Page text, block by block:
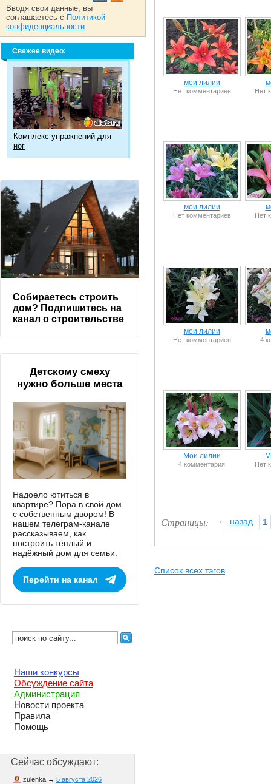
мои лилии
Нет комментариев Нет
мои лилии
Нет комментариев Нет
мои лилии
Нет комментариев 4
Мои лилии
4 комментария Нет
Страницы: назад
← 1
Список всех тэгов
Вводя свои данные, вы
соглашаетесь с Политикой
конфиденциальности
Свежее видео:
Комплекс упражнений для
ног
Собираетесь строить
дом? Подпишитесь на
канал о строительстве
Детскому смеху
нужно больше места
Надоело ютиться в
квартире? Пора в свой дом
с собственным двором! В
нашем телеграм-канале
рассказываем, как
построить тёплый и
надёжный дом для семьи.
Перейти на канал
Наши конкурсы
Обсуждение сайта
Администрация
Новости проекта
Правила
Помощь
Сейчас обсуждают:
zulenka → 5 августа 2026